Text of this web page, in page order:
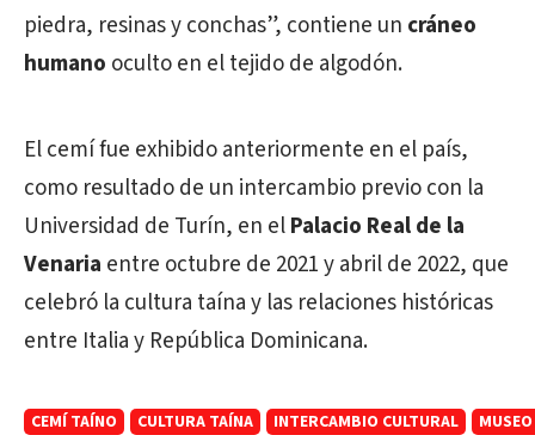
piedra, resinas y conchas”, contiene un cráneo
humano oculto en el tejido de algodón.
El cemí fue exhibido anteriormente en el país,
como resultado de un intercambio previo con la
Universidad de Turín, en elPalacio Real de la
Venaria entre octubre de 2021 y abril de 2022, que
celebró la cultura taína y las relaciones históricas
entre Italia y República Dominicana.
CEMÍ TAÍNO CULTURA TAÍNA INTERCAMBIO CULTURAL